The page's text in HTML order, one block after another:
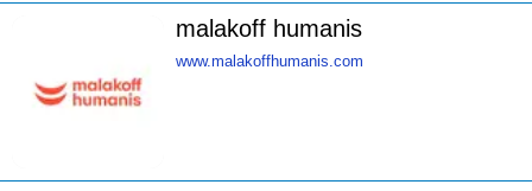
malakoff humanis
www.malakoffhumanis.com